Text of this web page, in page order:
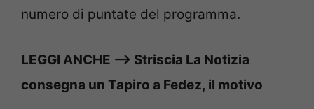
numero di puntate del programma.
LEGGI ANCHE —> Striscia La Notizia
consegna un Tapiro a Fedez, il motivo